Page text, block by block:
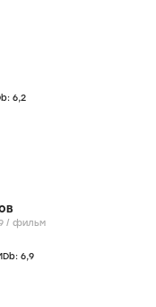
6,2
/ фильм
6,9